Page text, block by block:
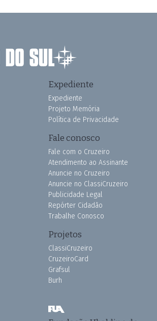
Expediente
Expediente
Projeto Memória
Política de Privacidade
Fale conosco
Fale com o Cruzeiro
Atendimento ao Assinante
Anuncie no Cruzeiro
Anuncie no ClassiCruzeiro
Publicidade Legal
Repórter Cidadão
Trabalhe Conosco
Projetos
ClassiCruzeiro
CruzeiroCard
Grafsul
Burh